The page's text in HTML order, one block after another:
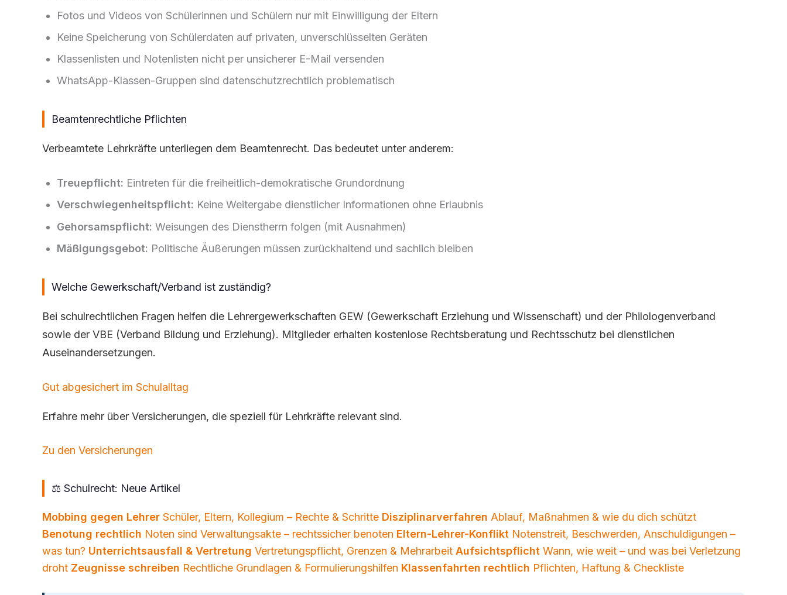
Fotos und Videos von Schülerinnen und Schülern nur mit Einwilligung der Eltern
Keine Speicherung von Schülerdaten auf privaten, unverschlüsselten Geräten
Klassenlisten und Notenlisten nicht per unsicherer E-Mail versenden
WhatsApp-Klassen-Gruppen sind datenschutzrechtlich problematisch
Beamtenrechtliche Pflichten
Verbeamtete Lehrkräfte unterliegen dem Beamtenrecht. Das bedeutet unter anderem:
Treuepflicht: Eintreten für die freiheitlich-demokratische Grundordnung
Verschwiegenheitspflicht: Keine Weitergabe dienstlicher Informationen ohne Erlaubnis
Gehorsamspflicht: Weisungen des Dienstherrn folgen (mit Ausnahmen)
Mäßigungsgebot: Politische Äußerungen müssen zurückhaltend und sachlich bleiben
Welche Gewerkschaft/Verband ist zuständig?
Bei schulrechtlichen Fragen helfen die Lehrergewerkschaften GEW (Gewerkschaft Erziehung und Wissenschaft) und der Philologenverband
sowie der VBE (Verband Bildung und Erziehung). Mitglieder erhalten kostenlose Rechtsberatung und Rechtsschutz bei dienstlichen
Auseinandersetzungen.
Gut abgesichert im Schulalltag
Erfahre mehr über Versicherungen, die speziell für Lehrkräfte relevant sind.
Zu den Versicherungen
⚖️ Schulrecht: Neue Artikel
Mobbing gegen Lehrer Schüler, Eltern, Kollegium – Rechte & Schritte Disziplinarverfahren Ablauf, Maßnahmen & wie du dich schützt
Benotung rechtlich Noten sind Verwaltungsakte – rechtssicher benoten Eltern-Lehrer-Konflikt Notenstreit, Beschwerden, Anschuldigungen –
was tun? Unterrichtsausfall & Vertretung Vertretungspflicht, Grenzen & Mehrarbeit Aufsichtspflicht Wann, wie weit – und was bei Verletzung
droht Zeugnisse schreiben Rechtliche Grundlagen & Formulierungshilfen Klassenfahrten rechtlich Pflichten, Haftung & Checkliste